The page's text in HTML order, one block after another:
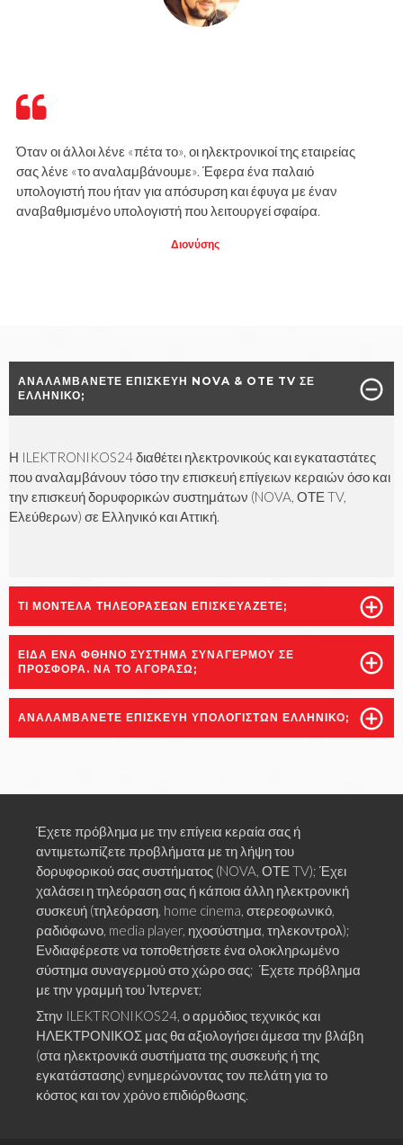
Όταν οι άλλοι λένε «πέτα το», οι ηλεκτρονικοί της εταιρείας
σας λένε «το αναλαμβάνουμε». Έφερα ένα παλαιό
υπολογιστή που ήταν για απόσυρση και έφυγα με έναν
αναβαθμισμένο υπολογιστή που λειτουργεί σφαίρα.
Διονύσης
ΑΝΑΛΑΜΒΑΝΕΤΕ ΕΠΙΣΚΕΥΗ NOVA & OTE TV ΣΕ
ΕΛΛΗΝΙΚΟ;
Η ILEKTRONIKOS24 διαθέτει ηλεκτρονικούς και εγκαταστάτες
που αναλαμβάνουν τόσο την επισκευή επίγειων κεραιών όσο και
την επισκευή δορυφορικών συστημάτων (NOVA, ΟΤΕ TV,
Ελεύθερων) σε Ελληνικό και Αττική.
ΤΙ ΜΟΝΤΕΛΑ ΤΗΛΕΟΡΑΣΕΩΝ ΕΠΙΣΚΕΥΑΖΕΤΕ;
ΕΙΔΑ ΕΝΑ ΦΘΗΝΟ ΣΥΣΤΗΜΑ ΣΥΝΑΓΕΡΜΟΥ ΣΕ
ΠΡΟΣΦΟΡΑ. ΝΑ ΤΟ ΑΓΟΡΑΣΩ;
ΑΝΑΛΑΜΒΑΝΕΤΕ ΕΠΙΣΚΕΥΗ ΥΠΟΛΟΓΙΣΤΩΝ ΕΛΛΗΝΙΚΟ;
Έχετε πρόβλημα με την επίγεια κεραία σας ή
αντιμετωπίζετε προβλήματα με τη λήψη του
δορυφορικού σας συστήματος (NOVA, ΟΤΕ TV); Έχει
χαλάσει η τηλεόραση σας ή κάποια άλλη ηλεκτρονική
συσκευή (τηλεόραση, home cinema, στερεοφωνικό,
ραδιόφωνο, media player, ηχοσύστημα, τηλεκοντρολ);
Ενδιαφέρεστε να τοποθετήσετε ένα ολοκληρωμένο
σύστημα συναγερμού στο χώρο σας; Έχετε πρόβλημα
με την γραμμή του Ίντερνετ;
Στην ILEKTRONIKOS24, ο αρμόδιος τεχνικός και
ΗΛΕΚΤΡΟΝΙΚΟΣ μας θα αξιολογήσει άμεσα την βλάβη
(στα ηλεκτρονικά συστήματα της συσκευής ή της
εγκατάστασης) ενημερώνοντας τον πελάτη για το
κόστος και τον χρόνο επιδιόρθωσης.